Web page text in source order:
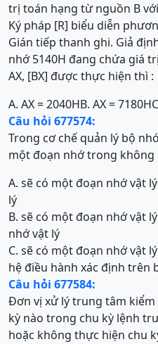
trị toán hạng từ nguồn B
Ký pháp [R] biểu diễn
Gián tiếp thanh ghi. Giả
nhớ 5140H đang chứa giá
AX, [BX] được thực hiện thì :
A. AX = 2040HB. AX = 7180H
Câu hỏi 677574:
Trong cơ chế quản lý bộ
một đoạn nhớ trong không
A. sẽ có một đoạn nhớ vật
lý
B. sẽ có một đoạn nhớ vật
nhớ vật lý
C. sẽ có một đoạn nhớ vật
hệ điều hành xác định trên
Câu hỏi 677584:
Đơn vị xử lý trung tâm
kỳ nào trong chu kỳ lệnh
hoặc không thực hiện chu